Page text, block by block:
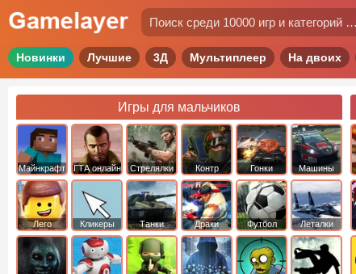
Новинки Лучшие 3Д Мультиплеер На двоих
Игры для мальчиков
Майнкрафт ГТА онлайн Стрелялки
Контр
Страйк
Гонки Машины
Лего Кликеры Танки Драки Футбол Леталки